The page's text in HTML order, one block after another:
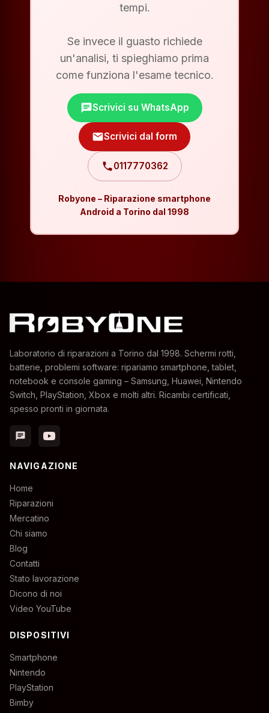
tempi.
Se invece il guasto richiede
un'analisi, ti spieghiamo prima
come funziona l'esame tecnico.
chatScrivici su WhatsApp
mailScrivici dal form
phone0117770362
Robyone – Riparazione smartphone
Android a Torino dal 1998
Laboratorio di riparazioni a Torino dal 1998. Schermi rotti,
batterie, problemi software: ripariamo smartphone, tablet,
notebook e console gaming – Samsung, Huawei, Nintendo
Switch, PlayStation, Xbox e molti altri. Ricambi certificati,
spesso pronti in giornata.
chat
NAVIGAZIONE
Home
Riparazioni
Mercatino
Chi siamo
Blog
Contatti
Stato lavorazione
Dicono di noi
Video YouTube
DISPOSITIVI
Smartphone
Nintendo
PlayStation
Bimby